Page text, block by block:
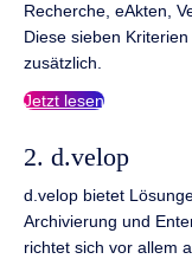
Recherche, eAkten,
Diese sieben
zusätzlich.
Jetzt lesen
2. d.velop
d.velop bietet
Archivierung und
richtet sich vor allem